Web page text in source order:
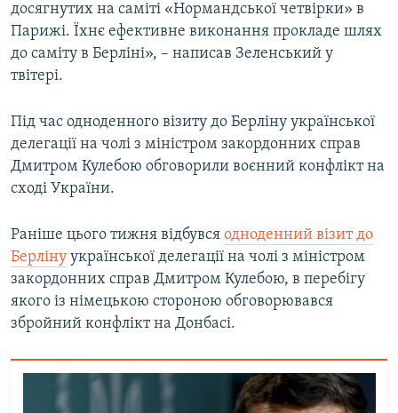
досягнутих на саміті «Нормандської четвірки» в
Парижі. Їхнє ефективне виконання прокладе шлях
до саміту в Берліні», – написав Зеленський у
твітері.
Під час одноденного візиту до Берліну української
делегації на чолі з міністром закордонних справ
Дмитром Кулебою обговорили воєнний конфлікт на
сході України.
Раніше цього тижня відбувся одноденний візит до
Берліну української делегації на чолі з міністром
закордонних справ Дмитром Кулебою, в перебігу
якого із німецькою стороною обговорювався
збройний конфлікт на Донбасі.